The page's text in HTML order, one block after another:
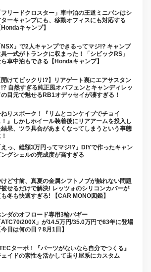
フリードクロスター」車中泊の王道ミニバンはシ
ターキャンプにも、移動オフィスにも対応する
Hondaキャンプ】
NSX」で2人キャンプできるってマジ!? キャンプ
一式がトランクに収まった！「シビックRS」
車中泊もできる【Hondaキャンプ】
開けてビックリ!?】リアゲート裏にエアサスタン
!? 自然すぎる純正風オバフェンとキャンディレッ
の目元で魅せるRB1オデッセイが凄すぎる！
りスポーク！『リムとコンケイブでチョイ
！』しかしホイール装着後にリアアームを投入し
果、ツラ具合があまくなってしまうという事態
！
えっ、総額3万円ってマジ!?」DIYで作ったキャン
ングシェルの完成度が高すぎる
ど寸前、真夏の金属シフトノブが触れない問題
せるだけで解決! レッツォのシリコンカバーが
冬も快適すぎる! 【CAR MONO図鑑】
ダのオフロード専用3輪バギー
ATC70/200X」が14.5万円/35.0万円で83年に登場
今日は何の日？8月1日】
ターボ！『パーツがないなら自分でつくる』
ェイドの素性を活かして走り屋系にカスタム